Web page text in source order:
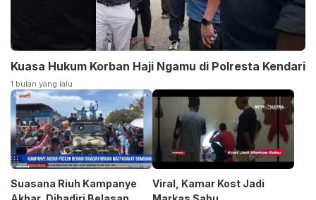
Kuasa Hukum Korban Haji Ngamu di Polresta Kendari
1 bulan yang lalu
Suasana Riuh Kampanye
Viral, Kamar Kost Jadi